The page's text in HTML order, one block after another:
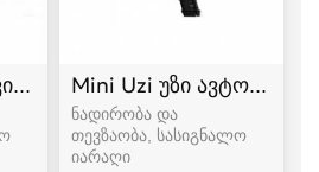
9mm ფუჭი ტყვიები
Mini Uzi უზი ავტომატი
ნადირობა და
თევზაობა, სასიგნალო
იარაღი